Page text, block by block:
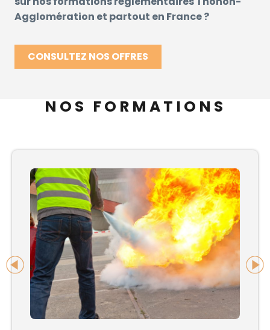
Agglomération et partout en France ?
CONSULTEZ NOS OFFRES
NOS FORMATIONS